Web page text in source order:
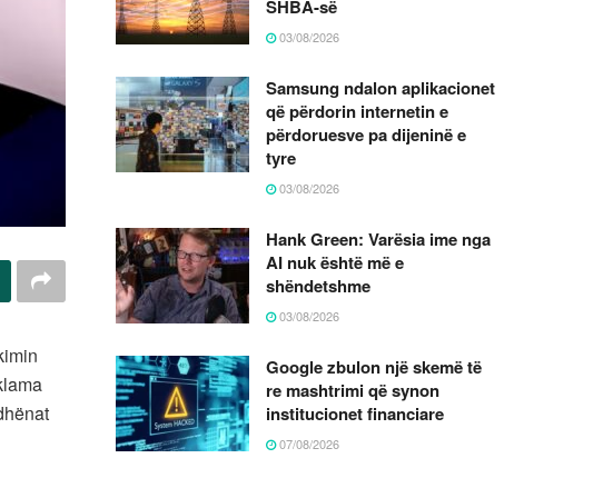
SHBA-së
03/08/2026
Samsung ndalon aplikacionet
që përdorin internetin e
përdoruesve pa dijeninë e
tyre
03/08/2026
Hank Green: Varësia ime nga
AI nuk është më e
shëndetshme
03/08/2026
Google zbulon një skemë të
re mashtrimi që synon
institucionet financiare
07/08/2026